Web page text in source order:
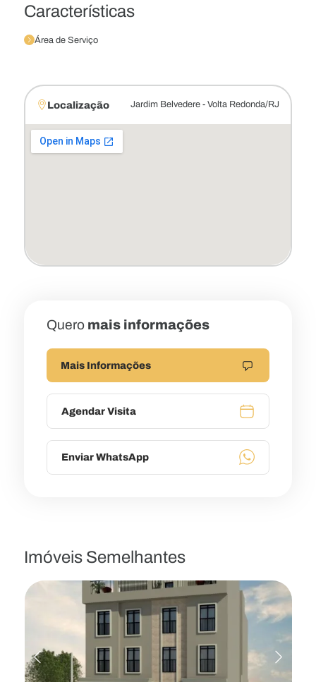
Características
Área de Serviço
Localização Jardim Belvedere - Volta Redonda/RJ
Quero mais informações
Mais Informações
Agendar Visita
Enviar WhatsApp
Imóveis Semelhantes